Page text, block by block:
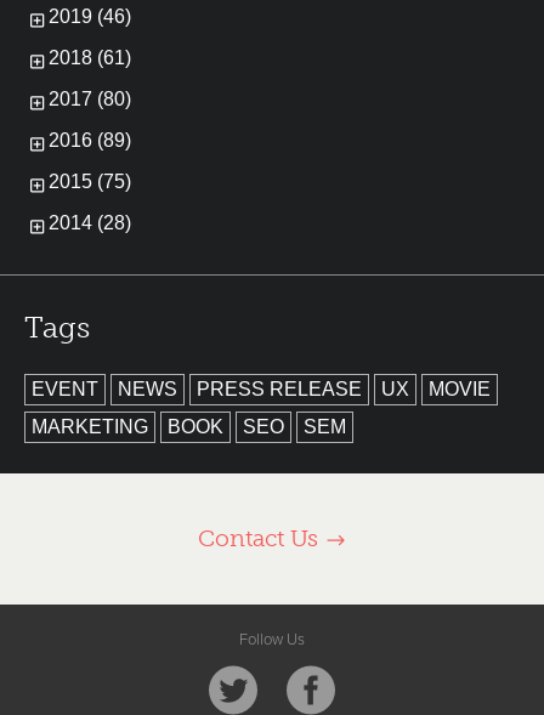
2019 (46)
2018 (61)
2017 (80)
2016 (89)
2015 (75)
2014 (28)
Tags
EVENT NEWS PRESS RELEASE UX
MOVIE
MARKETING
BOOK SEO SEM
Contact Us
Follow Us